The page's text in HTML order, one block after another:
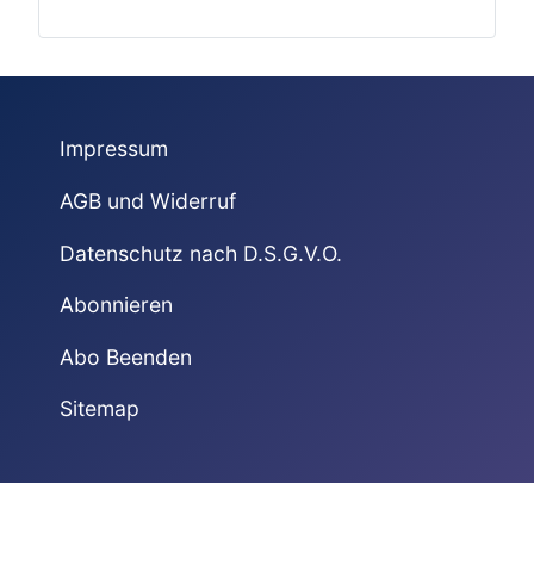
Impressum
AGB und Widerruf
Datenschutz nach D.S.G.V.O.
Abonnieren
Abo Beenden
Sitemap